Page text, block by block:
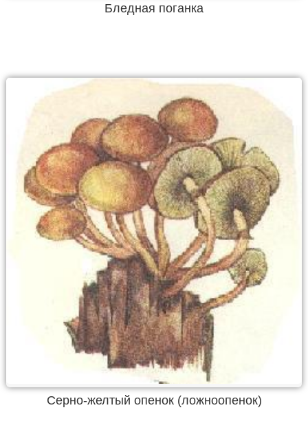
Бледная поганка
Серно-желтый опенок (ложноопенок)